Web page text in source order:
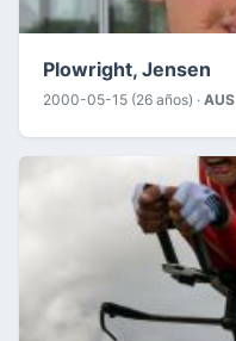
Plowright, Jensen
2000-05-15 (26 años) · AUS